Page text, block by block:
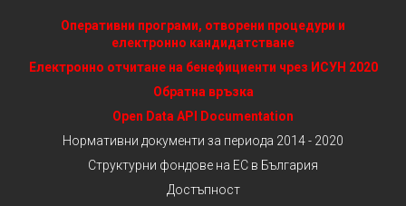
Оперативни програми, отворени процедури и
електронно кандидатстване
Електронно отчитане на бенефициенти чрез ИСУН 2020
Обратна връзка
Open Data API Documentation
Нормативни документи за периода 2014 - 2020
Структурни фондове на ЕС в България
Достъпност